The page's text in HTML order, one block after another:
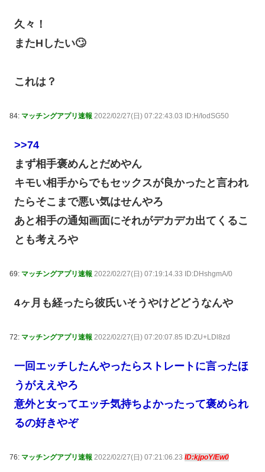
久々！
またHしたい🙄
これは？
84: マッチングアプリ速報 2022/02/27(日) 07:22:43.03 ID:H/IodSG50
>>74
まず相手褒めんとだめやん
キモい相手からでもセックスが良かったと言われ
たらそこまで悪い気はせんやろ
あと相手の通知画面にそれがデカデカ出てくるこ
とも考えろや
69: マッチングアプリ速報 2022/02/27(日) 07:19:14.33 ID:DHshgmA/0
4ヶ月も経ったら彼氏いそうやけどどうなんや
72: マッチングアプリ速報 2022/02/27(日) 07:20:07.85 ID:ZU+LDl8zd
一回エッチしたんやったらストレートに言ったほ
うがええやろ
意外と女ってエッチ気持ちよかったって褒められ
るの好きやぞ
76: マッチングアプリ速報 2022/02/27(日) 07:21:06.23 ID:kjpoY/Ew0